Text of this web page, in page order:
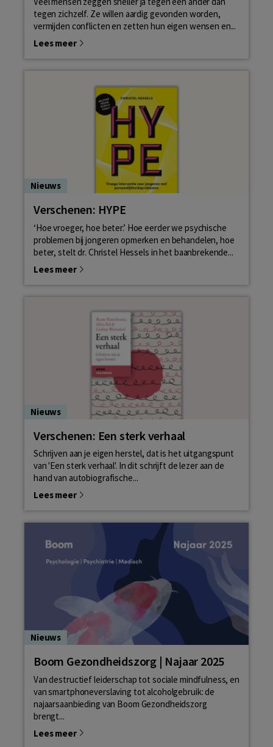
tegen zichzelf. Ze willen aardig gevonden worden,
vermijden conflicten en zetten hun eigen wensen en...
Lees meer
Nieuws
Verschenen: HYPE
‘Hoe vroeger, hoe beter.’ Hoe eerder we psychische
problemen bij jongeren opmerken en behandelen, hoe
beter, stelt dr. Christel Hessels in het baanbrekende...
Lees meer
Nieuws
Verschenen: Een sterk verhaal
Schrijven aan je eigen herstel, dat is het uitgangspunt
van 'Een sterk verhaal'. In dit schrijft de lezer aan de
hand van autobiografische...
Lees meer
Nieuws
Boom Gezondheidszorg | Najaar 2025
Van destructief leiderschap tot sociale mindfulness, en
van smartphoneverslaving tot alcoholgebruik: de
najaarsaanbieding van Boom Gezondheidszorg
brengt...
Lees meer